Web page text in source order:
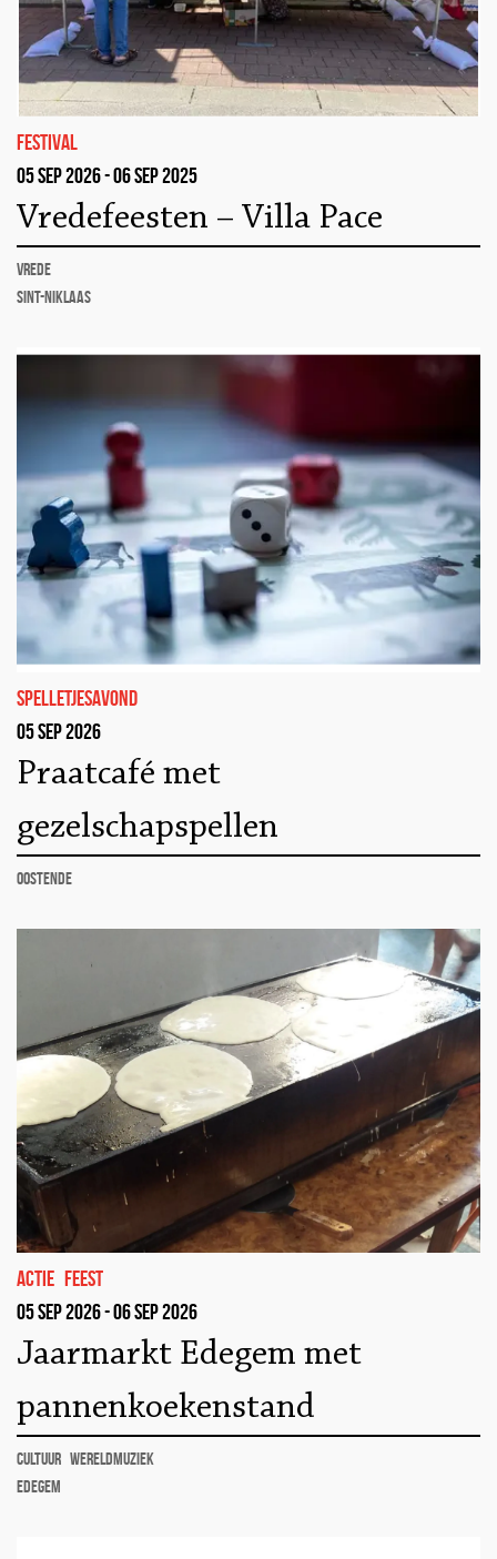
festival
05 sep 2026 - 06 sep 2025
Vredefeesten – Villa Pace
vrede
Sint-Niklaas
Spelletjesavond
05 sep 2026
Praatcafé met
gezelschapspellen
Oostende
actie feest
05 sep 2026 - 06 sep 2026
Jaarmarkt Edegem met
pannenkoekenstand
cultuur wereldmuziek
Edegem